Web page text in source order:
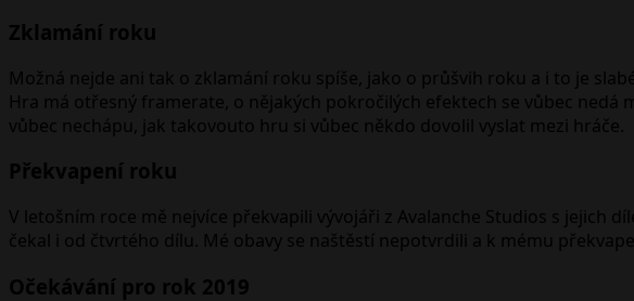
Zklamání roku
Možná nejde ani tak o zklamání roku spíše, jako o průšvih roku a i to je
Hra má otřesný framerate, o nějakých pokročilých efektech se vůbec nedá
vůbec nechápu, jak takovouto hru si vůbec někdo dovolil vyslat mezi hráče.
Překvapení roku
V letošním roce mě nejvíce překvapili vývojáři z Avalanche Studios s jejich
čekal i od čtvrtého dílu. Mé obavy se naštěstí nepotvrdili a k mému
Očekávání pro rok 2019